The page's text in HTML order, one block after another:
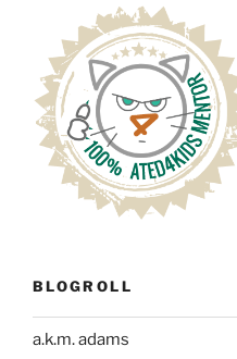
BLOGROLL
a.k.m. adams